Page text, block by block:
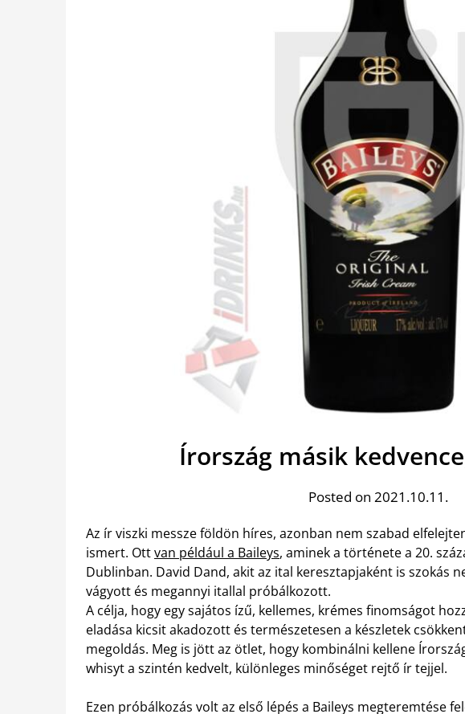
Írország másik
Posted on 2021.10.11.
Az ír viszki messze földön híres, azonban nem szabad
ismert. Ottvan például a Baileys, aminek a története a 20.
Dublinban. David Dand, akit az ital keresztapjaként is szokás
vágyott és megannyi itallal próbálkozott.
A célja, hogy egy sajátos ízű, kellemes, krémes finomságot
eladása kicsit akadozott és természetesen a készletek
megoldás. Meg is jött az ötlet, hogy kombinálni kellene
whisyt a szintén kedvelt, különleges minőséget rejtő ír tejjel.
Ezen próbálkozás volt az első lépés a Baileys megteremtése